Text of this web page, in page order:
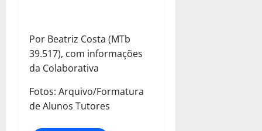
Por Beatriz Costa (MTb
39.517), com informações
da Colaborativa
Fotos: Arquivo/Formatura
de Alunos Tutores